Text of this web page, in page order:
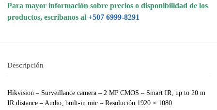
Para mayor información sobre precios o disponibilidad de los
productos, escribanos al +507 6999-8291
Descripción
Hikvision – Surveillance camera – 2 MP CMOS – Smart IR, up to 20 m
IR distance – Audio, built-in mic – Resolución 1920 × 1080